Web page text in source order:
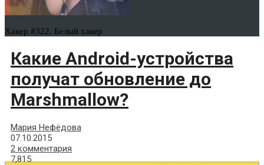
Хакер #322. Белый хакер
Какие Android-устройства
получат обновление до
Marshmallow?
Мария Нефёдова
07.10.2015
2 комментария
7,815